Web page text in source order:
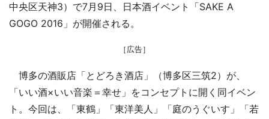
中央区天神3）で7月9日、日本酒イベント「SAKE A
GOGO 2016」が開催される。
［広告］
博多の酒販店「とどろき酒店」（博多区三筑2）が、
「いい酒×いい音楽＝幸せ」をコンセプトに開く同イベン
ト。今回は、「東鶴」「東洋美人」「庭のうぐいす」「若